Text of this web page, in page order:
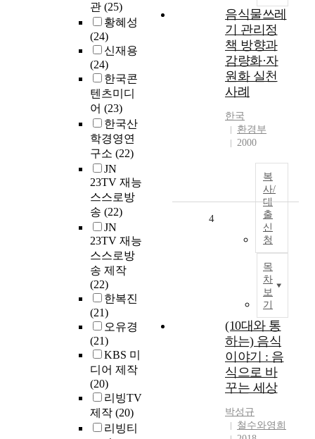
관 (25)
황혜성
(24)
신재용
(24)
한국콘
텐츠미디
어 (23)
한국산
학경영연
구소 (22)
JN
23TV 재능
스스로방
송 (22)
JN
23TV 재능
스스로방
송 제작
(22)
한복진
(21)
오유경
(21)
KBS 미
디어 제작
(20)
리빙TV
제작 (20)
리빙티
음식물쓰레
기 관리정
책 방향과
감량화·자
원화 실천
사례
한국
환경부
2000
복
사/
대
출
신
청
목
차
보
기
4
(10대와 통
하는) 음식
이야기 : 음
식으로 바
꾸는 세상
박성규
철수와영희